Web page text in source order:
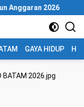
2026
GAYA HIDUP